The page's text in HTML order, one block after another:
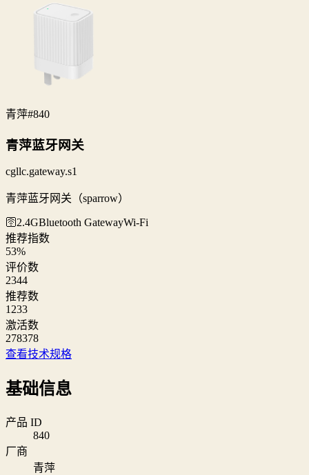
青萍#840
青萍蓝牙网关
cgllc.gateway.s1
青萍蓝牙网关（sparrow）
🛜2.4GBluetooth GatewayWi‑Fi
推荐指数
53%
评价数
2344
推荐数
1233
激活数
278378
查看技术规格
基础信息
产品 ID
840
厂商
青萍